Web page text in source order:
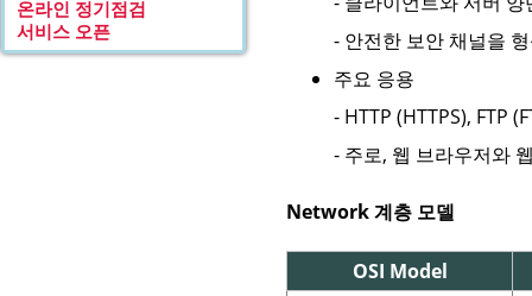
온라인 정기점검
서비스 오픈
- 안전한 보안 채널을
주요 응용
- HTTP (HTTPS), FTP
- 주로, 웹 브라우저와
Network 계층 모델
OSI Model